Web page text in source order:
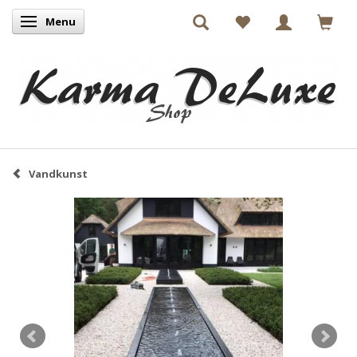
Skifte navigation
Menu
Vandkunst